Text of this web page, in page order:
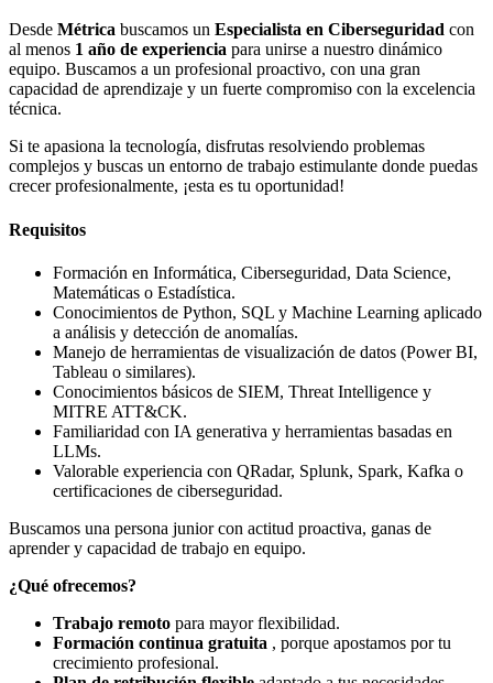
Desde Métrica buscamos un Especialista en Ciberseguridad con
al menos 1 año de experiencia para unirse a nuestro dinámico
equipo. Buscamos a un profesional proactivo, con una gran
capacidad de aprendizaje y un fuerte compromiso con la excelencia
técnica.
Si te apasiona la tecnología, disfrutas resolviendo problemas
complejos y buscas un entorno de trabajo estimulante donde puedas
crecer profesionalmente, ¡esta es tu oportunidad!
Requisitos
Formación en Informática, Ciberseguridad, Data Science,
Matemáticas o Estadística.
Conocimientos de Python, SQL y Machine Learning aplicado
a análisis y detección de anomalías.
Manejo de herramientas de visualización de datos (Power BI,
Tableau o similares).
Conocimientos básicos de SIEM, Threat Intelligence y
MITRE ATT&CK.
Familiaridad con IA generativa y herramientas basadas en
LLMs.
Valorable experiencia con QRadar, Splunk, Spark, Kafka o
certificaciones de ciberseguridad.
Buscamos una persona junior con actitud proactiva, ganas de
aprender y capacidad de trabajo en equipo.
¿Qué ofrecemos?
Trabajo remoto para mayor flexibilidad.
Formación continua gratuita , porque apostamos por tu
crecimiento profesional.